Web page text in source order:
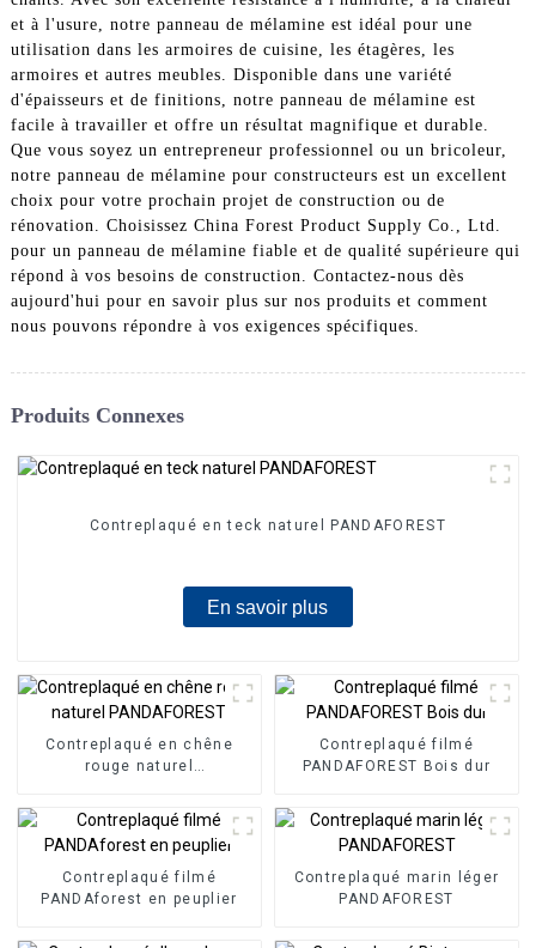
et à l'usure, notre panneau de mélamine est idéal pour une
utilisation dans les armoires de cuisine, les étagères, les
armoires et autres meubles. Disponible dans une variété
d'épaisseurs et de finitions, notre panneau de mélamine est
facile à travailler et offre un résultat magnifique et durable.
Que vous soyez un entrepreneur professionnel ou un bricoleur,
notre panneau de mélamine pour constructeurs est un excellent
choix pour votre prochain projet de construction ou de
rénovation. Choisissez China Forest Product Supply Co., Ltd.
pour un panneau de mélamine fiable et de qualité supérieure qui
répond à vos besoins de construction. Contactez-nous dès
aujourd'hui pour en savoir plus sur nos produits et comment
nous pouvons répondre à vos exigences spécifiques.
Produits Connexes
Contreplaqué en teck naturel PANDAFOREST
En savoir plus
Contreplaqué en chêne
rouge naturel
Contreplaqué filmé
PANDAFOREST Bois dur
Contreplaqué filmé
PANDAforest en peuplier
Contreplaqué marin léger
PANDAFOREST